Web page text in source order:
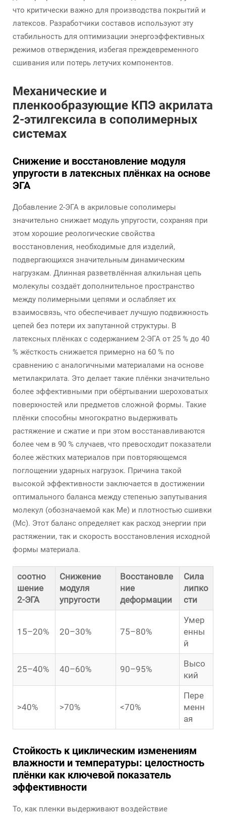
что критически важно для производства покрытий и
латексов. Разработчики составов используют эту
стабильность для оптимизации энергоэффективных
режимов отверждения, избегая преждевременного
сшивания или потерь летучих компонентов.
Механические и
пленкообразующие КПЭ акрилата
2-этилгексила в сополимерных
системах
Снижение и восстановление модуля
упругости в латексных плёнках на основе
ЭГА
Добавление 2-ЭГА в акриловые сополимеры
значительно снижает модуль упругости, сохраняя при
этом хорошие реологические свойства
восстановления, необходимые для изделий,
подвергающихся значительным динамическим
нагрузкам. Длинная разветвлённая алкильная цепь
молекулы создаёт дополнительное пространство
между полимерными цепями и ослабляет их
взаимосвязь, что обеспечивает лучшую подвижность
цепей без потери их запутанной структуры. В
латексных плёнках с содержанием 2-ЭГА от 25 % до 40
% жёсткость снижается примерно на 60 % по
сравнению с аналогичными материалами на основе
метилакрилата. Это делает такие плёнки значительно
более эффективными при обёртывании шероховатых
поверхностей или предметов сложной формы. Такие
плёнки способны многократно выдерживать
растяжение и сжатие и при этом восстанавливаются
более чем в 90 % случаев, что превосходит показатели
более жёстких материалов при повторяющемся
поглощении ударных нагрузок. Причина такой
высокой эффективности заключается в достижении
оптимального баланса между степенью запутывания
молекул (обозначаемой как Me) и плотностью сшивки
(Mc). Этот баланс определяет как расход энергии при
растяжении, так и скорость восстановления исходной
формы материала.
соотно
шение
2-ЭГА
Снижение
модуля
упругости
Восстановле
ние
деформации
Сила
липко
сти
15–20% 20–30% 75–80%
Умер
енны
й
25–40% 40–60% 90–95%
Высо
кий
>40% >70% <70%
Пере
менн
ая
Стойкость к циклическим изменениям
влажности и температуры: целостность
плёнки как ключевой показатель
эффективности
То, как пленки выдерживают воздействие